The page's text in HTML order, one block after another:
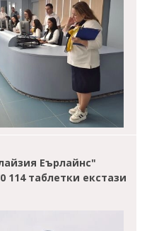
Еърлайнс"
114 таблетки екстази